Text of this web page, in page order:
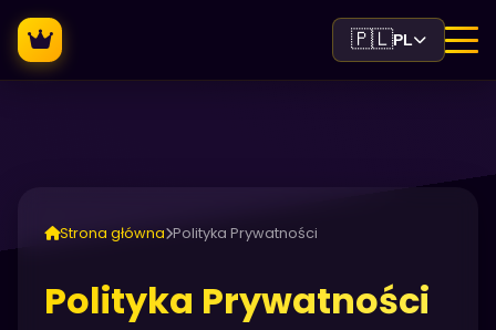
🇵🇱PL
Strona główna Polityka Prywatności
Polityka Prywatności